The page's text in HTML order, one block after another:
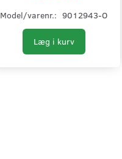
Model/varenr.: 9012943-O
Læg i kurv